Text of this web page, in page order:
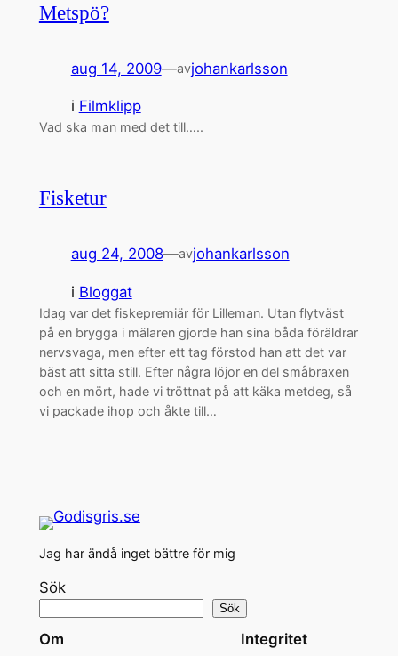
Metspö?
aug 14, 2009—avjohankarlsson
i Filmklipp
Vad ska man med det till…..
Fisketur
aug 24, 2008—avjohankarlsson
i Bloggat
Idag var det fiskepremiär för Lilleman. Utan flytväst
på en brygga i mälaren gjorde han sina båda föräldrar
nervsvaga, men efter ett tag förstod han att det var
bäst att sitta still. Efter några löjor en del småbraxen
och en mört, hade vi tröttnat på att käka metdeg, så
vi packade ihop och åkte till…
Jag har ändå inget bättre för mig
Sök
Sök
Om Integritet